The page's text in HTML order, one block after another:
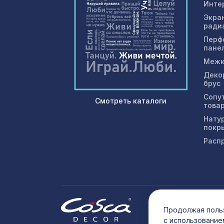
Смотреть каталоги
брус
©
Продолжая
с